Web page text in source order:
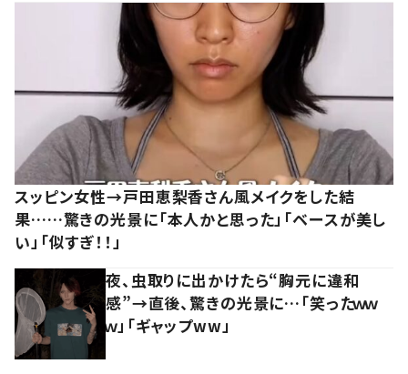
スッピン女性→戸田恵梨香さん風メイクをした結
果……驚きの光景に「本人かと思った」「ベースが美し
い」「似すぎ！！」
夜、虫取りに出かけたら“胸元に違和
感”→直後、驚きの光景に…「笑ったｗｗ
ｗ」「ギャップww」